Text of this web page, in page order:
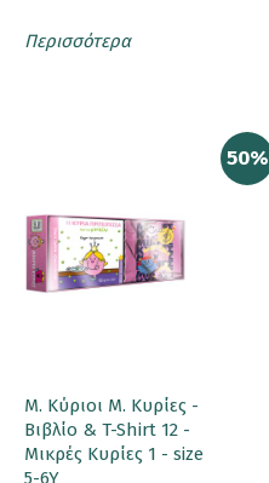
Περισσότερα
50%
Μ. Κύριοι Μ. Κυρίες -
Βιβλίο & T-Shirt 12 -
Μικρές Κυρίες 1 - size
5-6Y